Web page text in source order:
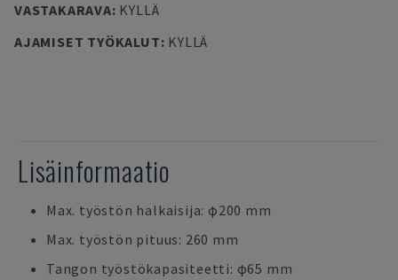
VASTAKARAVA: KYLLÄ
AJAMISET TYÖKALUT: KYLLÄ
Lisäinformaatio
Max. työstön halkaisija: φ200 mm
Max. työstön pituus: 260 mm
Tangon työstökapasiteetti: φ65 mm